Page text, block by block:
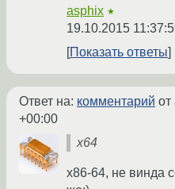
asphix ★
19.10.2015
Показать ответы
Ответ на: комментарий от
+00:00
x64
x86-64, не винда